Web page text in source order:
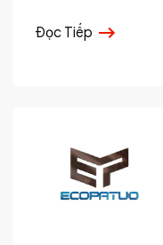
Đọc Tiếp